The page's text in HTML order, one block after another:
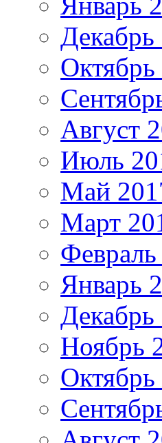
Декабрь
Август
Июль
Май
Март
Январь
Декабрь
Ноябрь